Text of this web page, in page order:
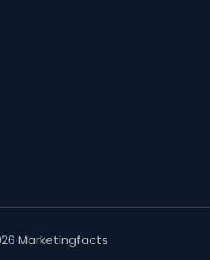
Marketingfacts